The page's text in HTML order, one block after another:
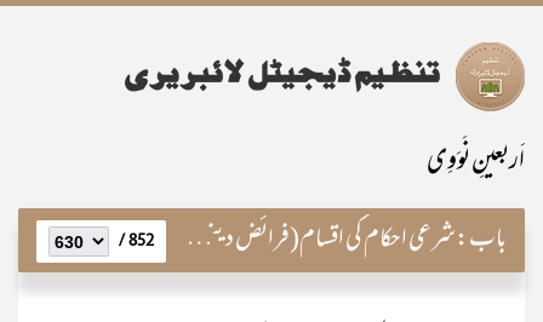
اَربعینِ نَوَوِی
باب:شرعی احکام کی اقسام(فرائض دینی کا جامع تصور) 852 /